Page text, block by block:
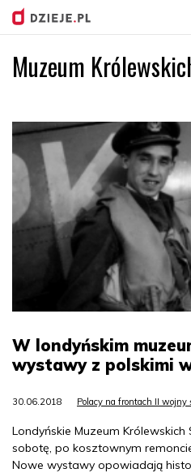
Muzeum
W londyńskim
wystawy z polskimi
30.06.2018 Polacy na frontach II wojny
Londyńskie Muzeum
sobotę, po kosztownym
Nowe wystawy opowiadają